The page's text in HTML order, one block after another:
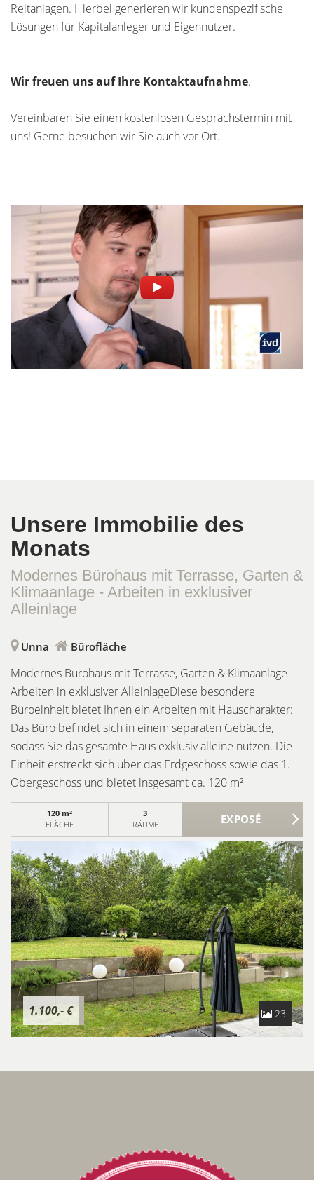
Reitanlagen. Hierbei generieren wir kundenspezifische
Lösungen für Kapitalanleger und Eigennutzer.
Wir freuen uns auf Ihre Kontaktaufnahme.
Vereinbaren Sie einen kostenlosen Gesprächstermin mit
uns! Gerne besuchen wir Sie auch vor Ort.
Unsere Immobilie des
Monats
Modernes Bürohaus mit Terrasse, Garten &
Klimaanlage - Arbeiten in exklusiver
Alleinlage
Unna Bürofläche
Modernes Bürohaus mit Terrasse, Garten & Klimaanlage -
Arbeiten in exklusiver AlleinlageDiese besondere
Büroeinheit bietet Ihnen ein Arbeiten mit Hauscharakter:
Das Büro befindet sich in einem separaten Gebäude,
sodass Sie das gesamte Haus exklusiv alleine nutzen. Die
Einheit erstreckt sich über das Erdgeschoss sowie das 1.
Obergeschoss und bietet insgesamt ca. 120 m²
Nutzfläche.Im Erdgeschoss befindet sich ein großzügiger
Büroraum, ein separates WC sowie eine vorhandene
Einbauküche. Im 1. Obergeschoss stehen zwei weitere
Büroräume zur Verfügung. Zusätzlich befindet sich hier ein
hochwertig ausgestattetes Tageslicht-Duschbad.Die
moderne Ausstattung mit Fußbodenheizung, Klimaanlage,
Rollläden sowie einer effizienten Wärmepumpe mit
Wärmerückgewinnung sorgt für ein angenehmes und
energieeffizientes Arbeitsumfeld.Ein besonderes Highlight
ist die ca. 30 m² große Terrasse mit angrenzendem
Gartenbereich, die zusätzlichen Raum für Pausen,
Besprechungen oder entspanntes Arbeiten im Freien
bietet.
120 m²
FLÄCHE
3
RÄUME
1.100,- € 23